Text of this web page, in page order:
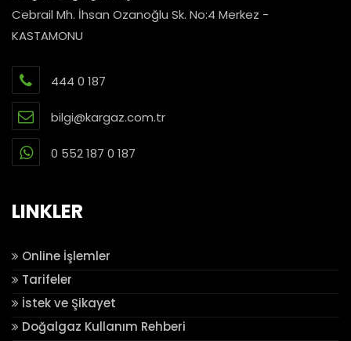
Cebrail Mh. İhsan Ozanoğlu Sk. No:4 Merkez -
KASTAMONU
444 0 187
bilgi@kargaz.com.tr
0 552 187 0 187
LINKLER
Online İşlemler
Tarifeler
İstek ve Şikayet
Doğalgaz Kullanım Rehberi